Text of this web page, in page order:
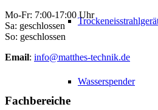
Wasserspender
Mo-Fr: 7:00-17:00 Uhr
Sa: geschlossen
So: geschlossen
Email: info@matthes-technik.de
Fachbereiche